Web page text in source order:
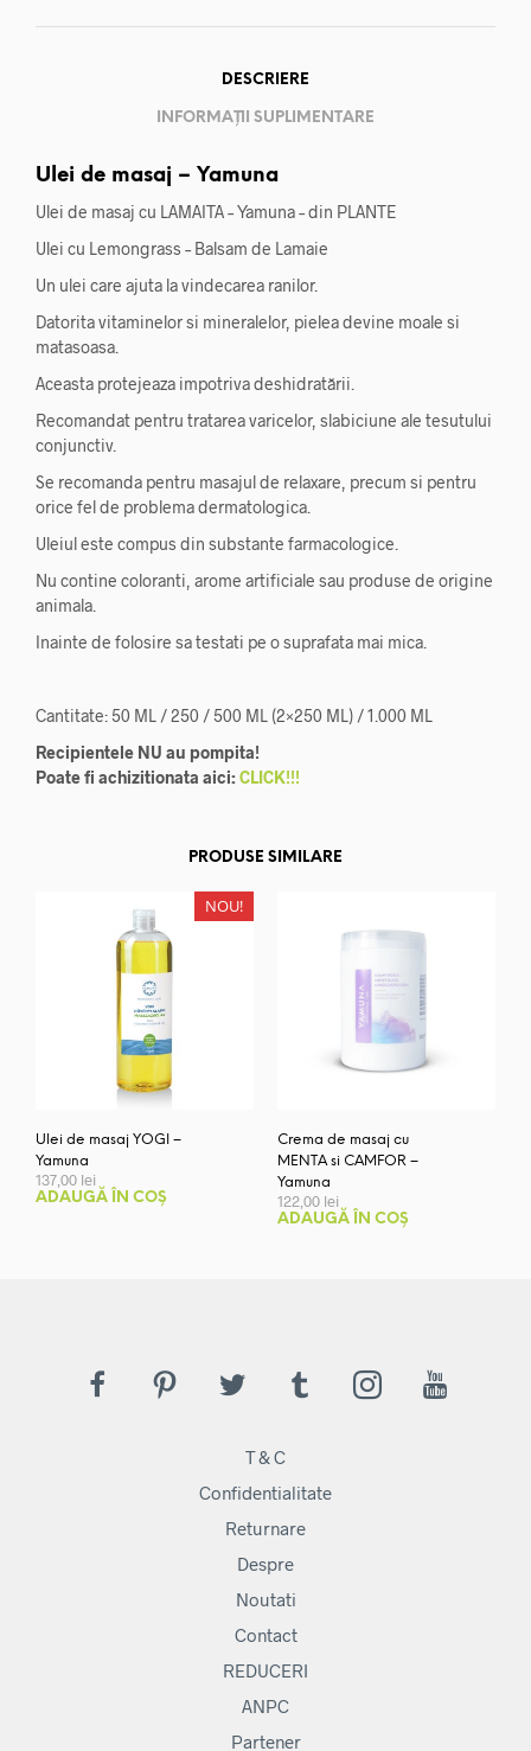
DESCRIERE
INFORMAȚII SUPLIMENTARE
Ulei de masaj – Yamuna
Ulei de masaj cu LAMAITA – Yamuna – din PLANTE
Ulei cu Lemongrass – Balsam de Lamaie
Un ulei care ajuta la vindecarea ranilor.
Datorita vitaminelor si mineralelor, pielea devine moale si
matasoasa.
Aceasta protejeaza impotriva deshidratării.
Recomandat pentru tratarea varicelor, slabiciune ale tesutului
conjunctiv.
Se recomanda pentru masajul de relaxare, precum si pentru
orice fel de problema dermatologica.
Uleiul este compus din substante farmacologice.
Nu contine coloranti, arome artificiale sau produse de origine
animala.
Inainte de folosire sa testati pe o suprafata mai mica.
Cantitate: 50 ML / 250 / 500 ML (2×250 ML) / 1.000 ML
Recipientele NU au pompita!
Poate fi achizitionata aici:CLICK!!!
PRODUSE SIMILARE
NOU!
Ulei de masaj YOGI –
Yamuna
137,00 lei
ADAUGĂ ÎN COȘ
Crema de masaj cu
MENTA si CAMFOR –
Yamuna
122,00 lei
ADAUGĂ ÎN COȘ
T & C
Confidentialitate
Returnare
Despre
Noutati
Contact
REDUCERI
ANPC
Partener